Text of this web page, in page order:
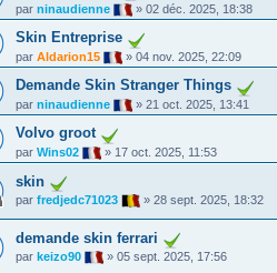
par ninaudienne » 02 déc. 2025, 18:38
Skin Entreprise
par Aldarion15 » 04 nov. 2025, 22:09
Demande Skin Stranger Things
par ninaudienne » 21 oct. 2025, 13:41
Volvo groot
par Wins02 » 17 oct. 2025, 11:53
skin
par fredjedc71023 » 28 sept. 2025, 18:32
demande skin ferrari
par keizo90 » 05 sept. 2025, 17:56